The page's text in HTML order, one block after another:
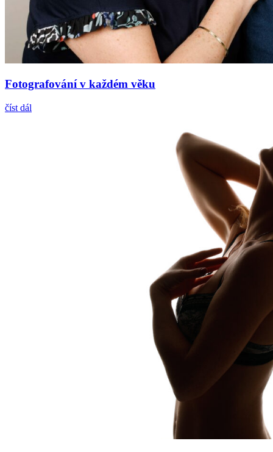
Fotografování v každém věku
číst dál